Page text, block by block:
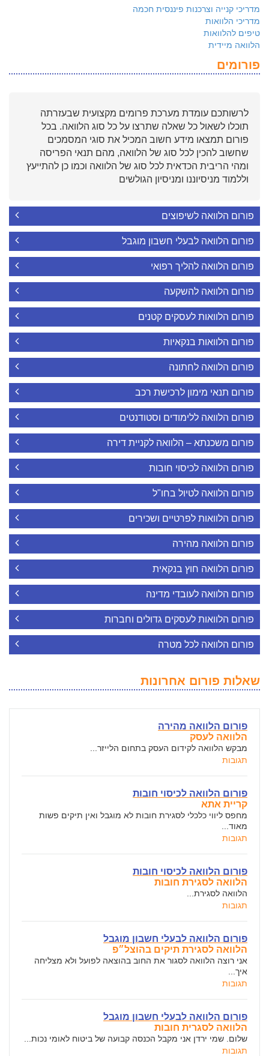
מדריכי קנייה וצרכנות פיננסית חכמה
מדריכי הלוואות
טיפים להלוואות
הלוואה מיידית
פורומים
לרשותכם עומדת מערכת פרומים מקצועית שבעזרתה
תוכלו לשאול כל שאלה שתרצו על כל סוג הלוואה. בכל
פורום תמצאו מידע חשוב המכיל את סוגי המסמכים
שחשוב להכין לכל סוג של הלוואה, מהם תנאי הפריסה
ומהי הריבית הכדאית לכל סוג של הלוואה וכמו כן להתייעץ
וללמוד מניסיוננו ומניסיון הגולשים
פורום הלוואה לשיפוצים
פורום הלוואה לבעלי חשבון מוגבל
פורום הלוואה להליך רפואי
פורום הלוואה להשקעה
פורום הלוואות לעסקים קטנים
פורום הלוואות בנקאיות
פורום הלוואה לחתונה
פורום תנאי מימון לרכישת רכב
פורום הלוואה ללימודים וסטודנטים
פורום משכנתא – הלוואה לקניית דירה
פורום הלוואה לכיסוי חובות
פורום הלוואה לטיול בחו"ל
פורום הלוואות לפרטיים ושכירים
פורום הלוואה מהירה
פורום הלוואה חוץ בנקאית
פורום הלוואה לעובדי מדינה
פורום הלוואות לעסקים גדולים וחברות
פורום הלוואה לכל מטרה
שאלות פורום אחרונות
פורום הלוואה מהירה
הלוואה לעסק
מבקש הלוואה לקידום העסק בתחום הלייזר...
תגובות
פורום הלוואה לכיסוי חובות
קריית אתא
מחפס ליווי כלכלי לסגירת חובות לא מוגבל ואין תיקים פשות
מאוד...
תגובות
פורום הלוואה לכיסוי חובות
הלוואה לסגירת חובות
הלוואה לסגירת...
תגובות
פורום הלוואה לבעלי חשבון מוגבל
הלוואה לסגירת תיקים בהוצל״פ
אני רוצה הלוואה לסגור את החוב בהוצאה לפועל ולא מצליחה
איך...
תגובות
פורום הלוואה לבעלי חשבון מוגבל
הלוואה לסגרית חובות
שלום. שמי ירדן אני מקבל הכנסה קבועה של ביטוח לאומי נכות...
תגובות